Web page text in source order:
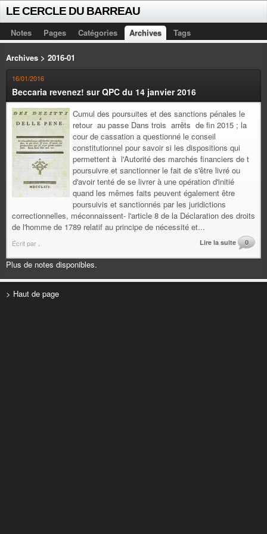
LE CERCLE DU BARREAU
Notes Pages Catégories Archives Tags
Archives > 2016-01
16/01/2016
Beccaria revenez! sur QPC du 14 janvier 2016
Cumul des poursuites et des sanctions pénales le
retour au passe Dans trois arrêts de fin 2015 ; la
cour de cassation a questionné le conseil
constitutionnel pour savoir si les dispositions qui
permettent à l'Autorité des marchés financiers de t
poursuivre et sanctionner le fait de s'être livré ou
d'avoir tenté de se livrer à une opération d'initié
quand les mêmes faits peuvent également être
poursuivis et sanctionnés par les juridictions
correctionnelles, méconnaissent- l'article 8 de la Déclaration des droits
de l'homme de 1789 relatif au principe de nécessité et...
Écrit par Lire la suite 0
Plus de notes disponibles.
> Haut de page